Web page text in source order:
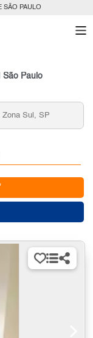
SÃO PAULO
São Paulo
Zona Sul,